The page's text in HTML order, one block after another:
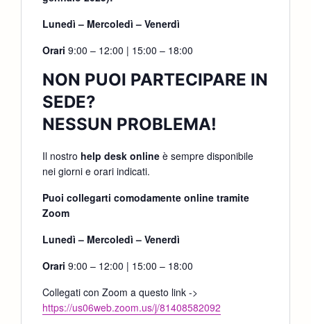
Lunedì – Mercoledì – Venerdì
Orari 9:00 – 12:00 | 15:00 – 18:00
NON PUOI PARTECIPARE IN
SEDE?
NESSUN PROBLEMA!
Il nostro help desk online è sempre disponibile
nei giorni e orari indicati.
Puoi collegarti comodamente online tramite
Zoom
Lunedì – Mercoledì – Venerdì
Orari 9:00 – 12:00 | 15:00 – 18:00
Collegati con Zoom a questo link ->
https://us06web.zoom.us/j/81408582092